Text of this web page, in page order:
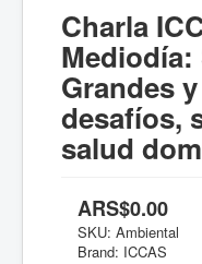
Charla
Grandes
desafíos,
salud
ARS$0.00
SKU: Ambiental
Brand: ICCAS